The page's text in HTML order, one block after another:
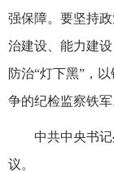
强保障。要坚持
治建设、能力建
防治“灯下黑”，
争的纪检监察铁军
中共中央书
议。